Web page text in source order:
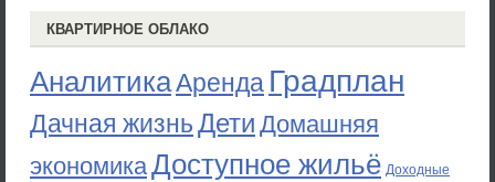
КВАРТИРНОЕ ОБЛАКО
АналитикаАренда Градплан
Дачная жизньДети Домашняя
экономикаДоступное жильё Доходные